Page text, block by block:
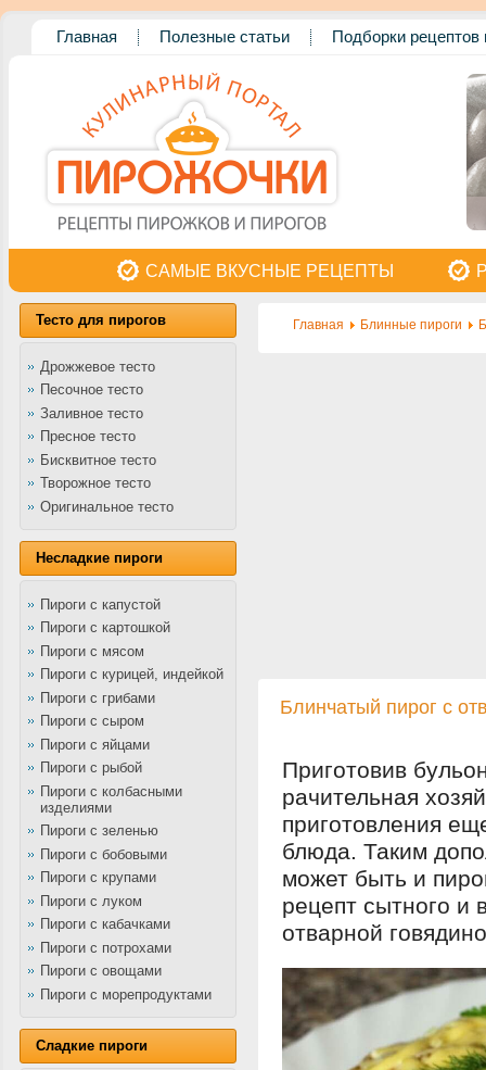
Главная Полезные статьи Подборки рецептов
САМЫЕ ВКУСНЫЕ РЕЦЕПТЫ
Тесто для пирогов
Дрожжевое тесто
Песочное тесто
Заливное тесто
Пресное тесто
Бисквитное тесто
Творожное тесто
Оригинальное тесто
Несладкие пироги
Пироги с капустой
Пироги с картошкой
Пироги с мясом
Пироги с курицей, индейкой
Пироги с грибами
Пироги с сыром
Пироги с яйцами
Пироги с рыбой
Пироги с колбасными
изделиями
Пироги с зеленью
Пироги с бобовыми
Пироги с крупами
Пироги с луком
Пироги с кабачками
Пироги с потрохами
Пироги с овощами
Пироги с морепродуктами
Сладкие пироги
Главная Блинные пироги
Блинчатый пирог с
Приготовив
рачительная
приготовления
блюда. Таким
может быть и
рецепт сытного и
отварной